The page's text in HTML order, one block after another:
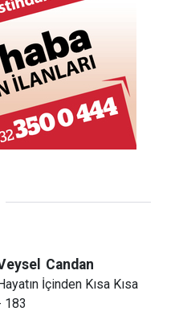
Candan
Hayatın İçinden Kısa Kısa
183